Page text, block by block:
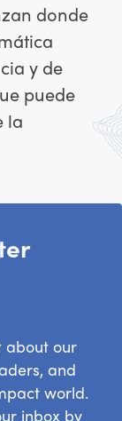
donde
y de
puede
la
about our
and
world.
inbox by